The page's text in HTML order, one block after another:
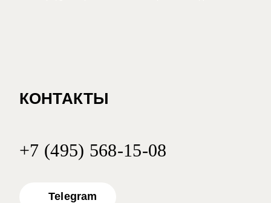
КОНТАКТЫ
+7 (495) 568-15-08
Telegram